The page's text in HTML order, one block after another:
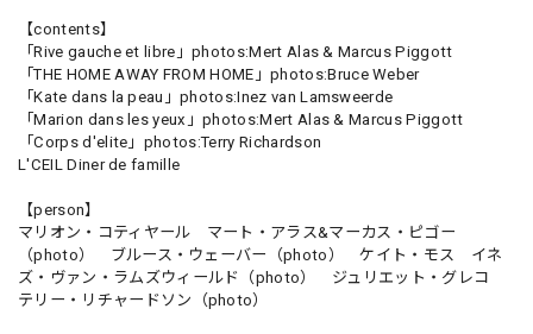
【contents】
「Rive gauche et libre」photos:Mert Alas & Marcus Piggott
「THE HOME AWAY FROM HOME」photos:Bruce Weber
「Kate dans la peau」photos:Inez van Lamsweerde
「Marion dans les yeux」photos:Mert Alas & Marcus Piggott
「Corps d'elite」photos:Terry Richardson
L'CEIL Diner de famille
【person】
マリオン・コティヤール マート・アラス&マーカス・ピゴー
（photo） ブルース・ウェーバー（photo） ケイト・モス イネ
ズ・ヴァン・ラムズウィールド（photo） ジュリエット・グレコ
テリー・リチャードソン（photo）